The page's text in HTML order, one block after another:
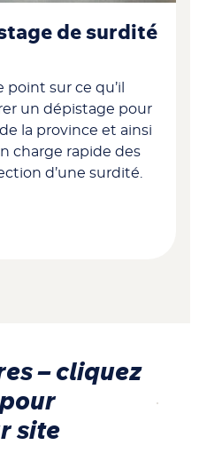
de surdité
point sur ce qu’il
un dépistage pour
la province et ainsi
charge rapide des
d’une surdité.
– cliquez
site